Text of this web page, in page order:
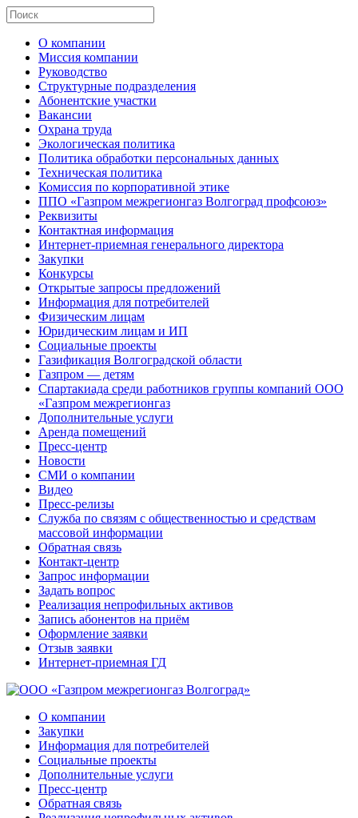
О компании
Миссия компании
Руководство
Структурные подразделения
Абонентские участки
Вакансии
Охрана труда
Экологическая политика
Политика обработки персональных данных
Техническая политика
Комиссия по корпоративной этике
ППО «Газпром межрегионгаз Волгоград профсоюз»
Реквизиты
Контактная информация
Интернет-приемная генерального директора
Закупки
Конкурсы
Открытые запросы предложений
Информация для потребителей
Физическим лицам
Юридическим лицам и ИП
Социальные проекты
Газификация Волгоградской области
Газпром — детям
Спартакиада среди работников группы компаний ООО
«Газпром межрегионгаз
Дополнительные услуги
Аренда помещений
Пресс-центр
Новости
СМИ о компании
Видео
Пресс-релизы
Служба по связям с общественностью и средствам
массовой информации
Обратная связь
Контакт-центр
Запрос информации
Задать вопрос
Реализация непрофильных активов
Запись абонентов на приём
Оформление заявки
Отзыв заявки
Интернет-приемная ГД
О компании
Закупки
Информация для потребителей
Социальные проекты
Дополнительные услуги
Пресс-центр
Обратная связь